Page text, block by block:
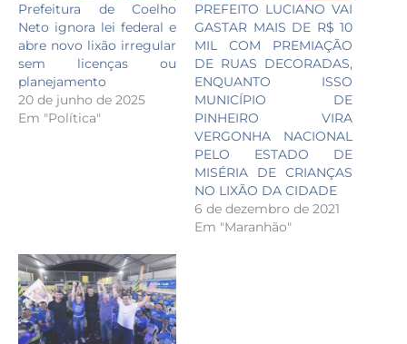
Prefeitura de Coelho
Neto ignora lei federal e
abre novo lixão irregular
sem licenças ou
planejamento
20 de junho de 2025
Em "Política"
PREFEITO LUCIANO VAI
GASTAR MAIS DE R$ 10
MIL COM PREMIAÇÃO
DE RUAS DECORADAS,
ENQUANTO ISSO
MUNICÍPIO DE
PINHEIRO VIRA
VERGONHA NACIONAL
PELO ESTADO DE
MISÉRIA DE CRIANÇAS
NO LIXÃO DA CIDADE
6 de dezembro de 2021
Em "Maranhão"